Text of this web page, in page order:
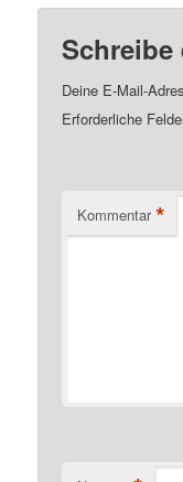
Schreibe
Deine E-Mail-
Erforderliche
Kommentar *